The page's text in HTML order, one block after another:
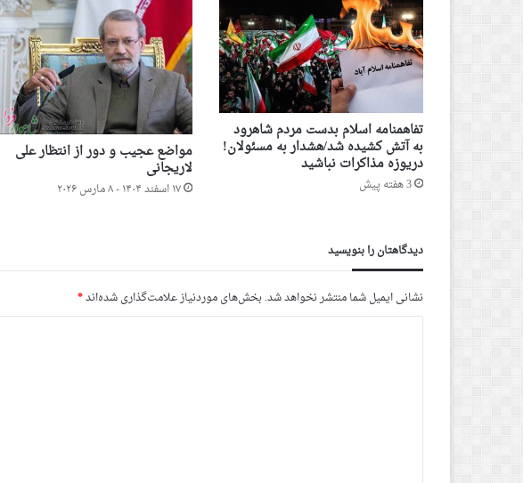
تفاهمنامه اسلام بدست مردم شاهرود
به آتش کشیده شد/هشدار به مسئولان!
دریوزه مذاکرات نباشید
3 هفته پیش
مواضع عجیب و دور از انتظار علی
لاریجانی
۱۷ اسفند ۱۴۰۴ - ۸ مارس ۲۰۲۶
دیدگاهتان را بنویسید
نشانی ایمیل شما منتشر نخواهد شد.بخش‌های موردنیاز علامت‌گذاری شده‌اند*